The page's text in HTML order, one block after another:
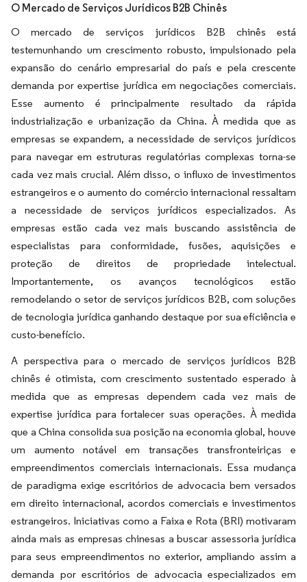
O Mercado de Serviços Jurídicos B2B Chinês
O mercado de serviços jurídicos B2B chinês está
testemunhando um crescimento robusto, impulsionado pela
expansão do cenário empresarial do país e pela crescente
demanda por expertise jurídica em negociações comerciais.
Esse aumento é principalmente resultado da rápida
industrialização e urbanização da China. À medida que as
empresas se expandem, a necessidade de serviços jurídicos
para navegar em estruturas regulatórias complexas torna-se
cada vez mais crucial. Além disso, o influxo de investimentos
estrangeiros e o aumento do comércio internacional ressaltam
a necessidade de serviços jurídicos especializados. As
empresas estão cada vez mais buscando assistência de
especialistas para conformidade, fusões, aquisições e
proteção de direitos de propriedade intelectual.
Importantemente, os avanços tecnológicos estão
remodelando o setor de serviços jurídicos B2B, com soluções
de tecnologia jurídica ganhando destaque por sua eficiência e
custo-benefício.
A perspectiva para o mercado de serviços jurídicos B2B
chinês é otimista, com crescimento sustentado esperado à
medida que as empresas dependem cada vez mais de
expertise jurídica para fortalecer suas operações. À medida
que a China consolida sua posição na economia global, houve
um aumento notável em transações transfronteiriças e
empreendimentos comerciais internacionais. Essa mudança
de paradigma exige escritórios de advocacia bem versados
em direito internacional, acordos comerciais e investimentos
estrangeiros. Iniciativas como a Faixa e Rota (BRI) motivaram
ainda mais as empresas chinesas a buscar assessoria jurídica
para seus empreendimentos no exterior, ampliando assim a
demanda por escritórios de advocacia especializados em